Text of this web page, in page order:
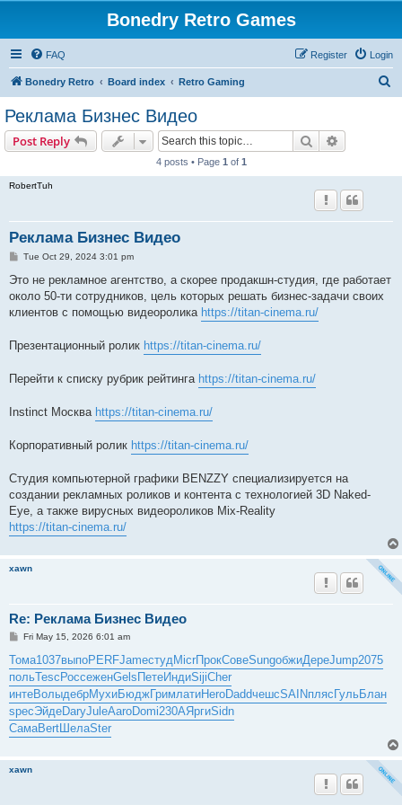
Bonedry Retro Games
FAQ Login
Register
Bonedry Retro Board index Retro Gaming
Реклама Бизнес Видео
Post Reply Search
4 posts • Page 1 of 1
RobertTuh
Реклама Бизнес Видео
P
s
Tue Oct 29, 2024 3:01 pm
Это не рекламное агентство, а скорее продакшн-студия, где работает
около 50-ти сотрудников, цель которых решать бизнес-задачи своих
клиентов с помощью видеоролика https://titan-cinema.ru/
Презентационный ролик https://titan-cinema.ru/
Перейти к списку рубрик рейтинга https://titan-cinema.ru/
Instinct Москва https://titan-cinema.ru/
Корпоративный ролик https://titan-cinema.ru/
Студия компьютерной графики BENZZY специализируется на
создании рекламных роликов и контента с технологией 3D Naked-
Eye, а также вирусных видеороликов Mix-Reality
https://titan-cinema.ru/
xawn
Re: Реклама Бизнес Видео
P
s
t
Fri May 15, 2026 6:01 am
Тома1037выпоPERFJameстудMicrПрокСовеSungобжиДереJump2075
польTescРоссеженGelsПетеИндиSijiCher
интеВолыдебрМухиБюджГримлатиHeroDaddчешсSAINплясГульБлан
specЭйдеDaryJuleAaroDomi230AЯргиSidn
СамаBertШелаSter
xawn